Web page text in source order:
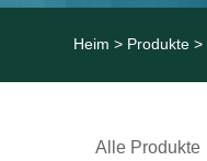
Heim > Produkte >
Alle Produkte